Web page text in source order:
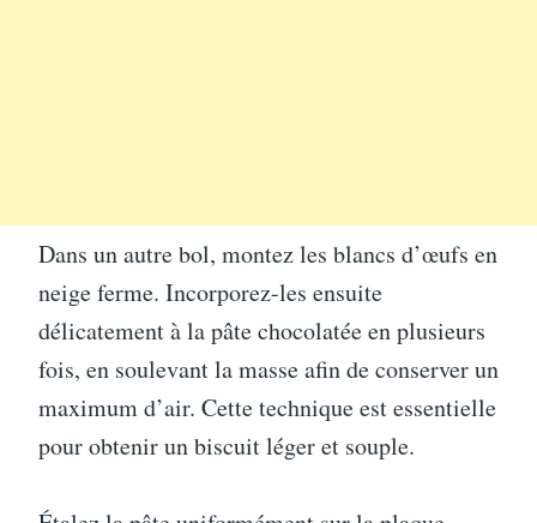
Dans un autre bol, montez les blancs d’œufs en
neige ferme. Incorporez-les ensuite
délicatement à la pâte chocolatée en plusieurs
fois, en soulevant la masse afin de conserver un
maximum d’air. Cette technique est essentielle
pour obtenir un biscuit léger et souple.